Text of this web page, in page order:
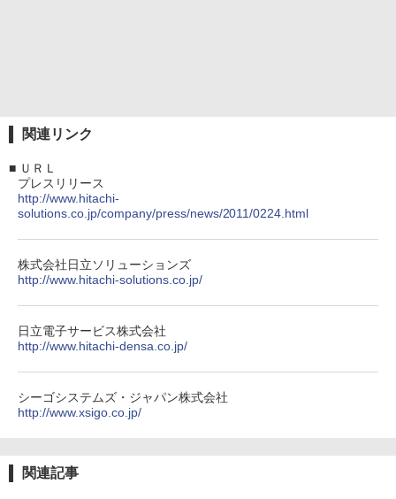
関連リンク
■ ＵＲＬ
プレスリリース
http://www.hitachi-
solutions.co.jp/company/press/news/2011/0224.html
株式会社日立ソリューションズ
http://www.hitachi-solutions.co.jp/
日立電子サービス株式会社
http://www.hitachi-densa.co.jp/
シーゴシステムズ・ジャパン株式会社
http://www.xsigo.co.jp/
関連記事